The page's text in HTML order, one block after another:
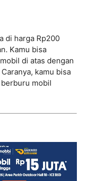
di harga Rp200
Kamu bisa
di atas dengan
kamu bisa
berburu mobil